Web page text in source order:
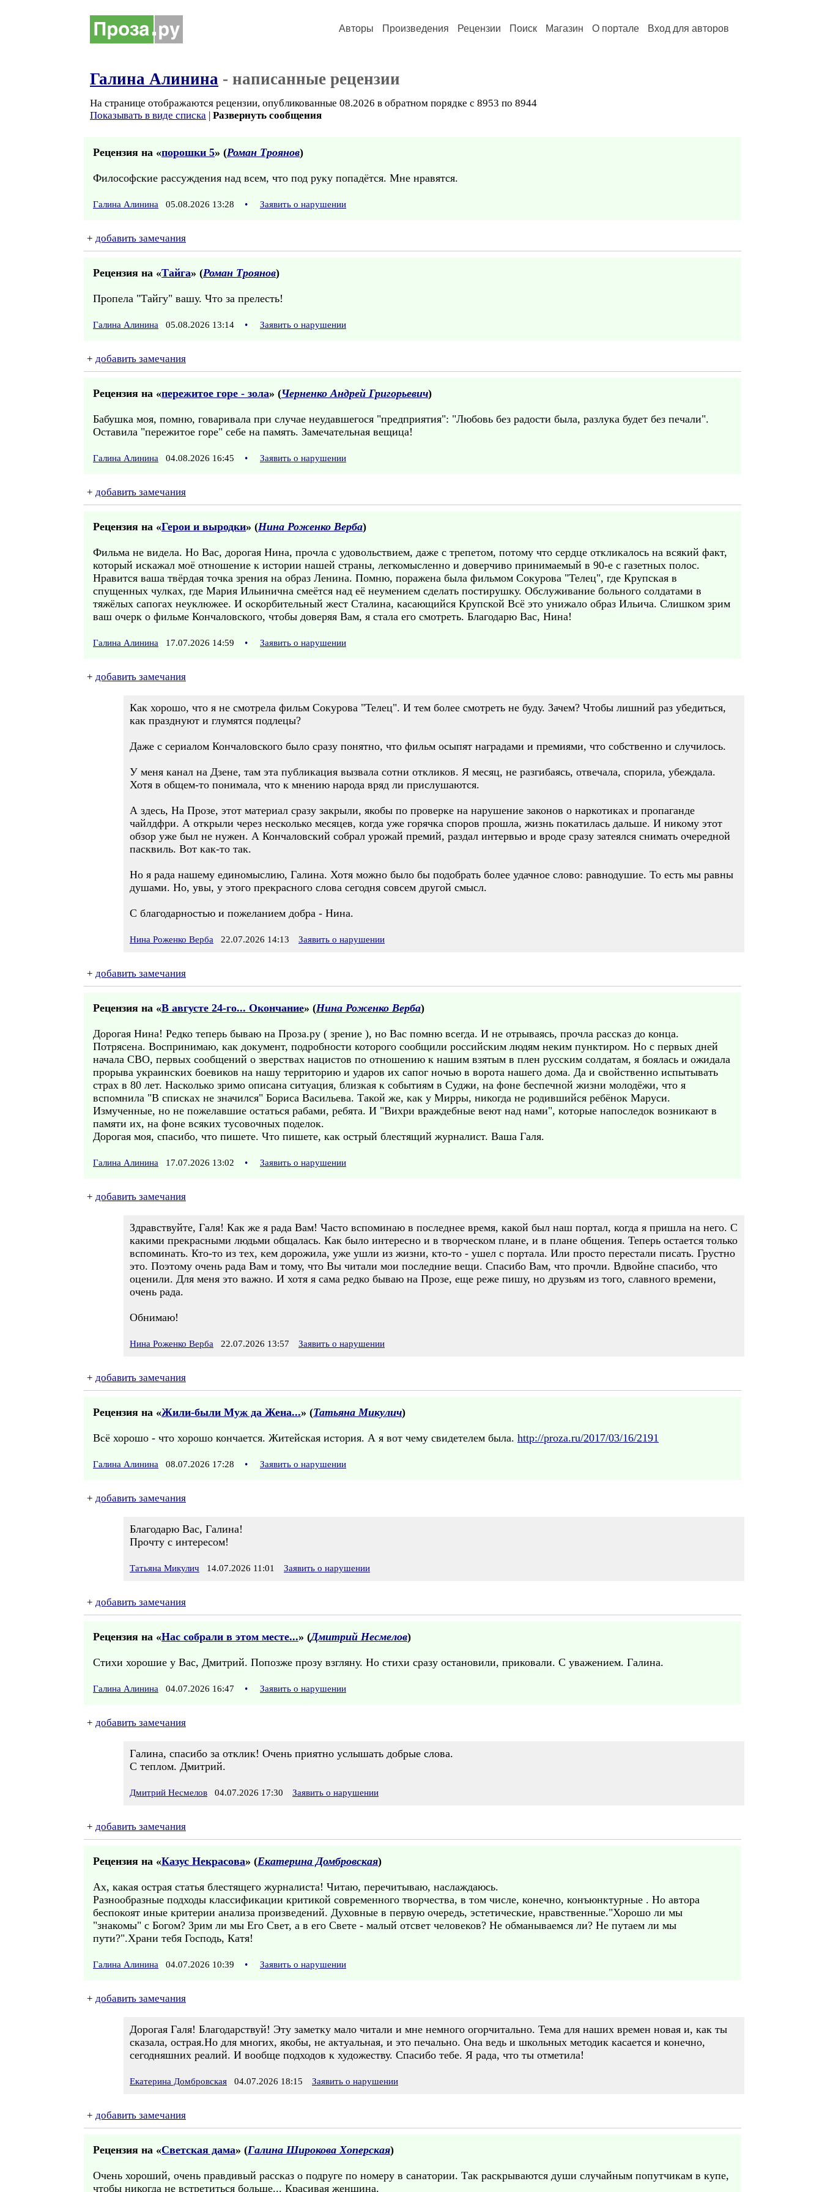
Авторы Произведения Рецензии Поиск Магазин О портале Вход для авторов
Галина Алинина - написанные рецензии
На странице отображаются рецензии, опубликованные 08.2026 в обратном порядке с 8953 по 8944
Показывать в виде списка | Развернуть сообщения
Рецензия на «порошки 5» (Роман Троянов)
Философские рассуждения над всем, что под руку попадётся. Мне нравятся.
Галина Алинина 05.08.2026 13:28 • Заявить о нарушении
+ добавить замечания
Рецензия на «Тайга» (Роман Троянов)
Пропела "Тайгу" вашу. Что за прелесть!
Галина Алинина 05.08.2026 13:14 • Заявить о нарушении
+ добавить замечания
Рецензия на «пережитое горе - зола» (Черненко Андрей Григорьевич)
Бабушка моя, помню, говаривала при случае неудавшегося "предприятия": "Любовь без радости была, разлука будет без печали".
Оставила "пережитое горе" себе на память. Замечательная вещица!
Галина Алинина 04.08.2026 16:45 • Заявить о нарушении
+ добавить замечания
Рецензия на «Герои и выродки» (Нина Роженко Верба)
Фильма не видела. Но Вас, дорогая Нина, прочла с удовольствием, даже с трепетом, потому что сердце откликалось на всякий факт,
который искажал моё отношение к истории нашей страны, легкомысленно и доверчиво принимаемый в 90-е с газетных полос.
Нравится ваша твёрдая точка зрения на образ Ленина. Помню, поражена была фильмом Сокурова "Телец", где Крупская в
спущенных чулках, где Мария Ильинична смеётся над её неумением сделать постирушку. Обслуживание больного солдатами в
тяжёлых сапогах неуклюжее. И оскорбительный жест Сталина, касающийся Крупской Всё это унижало образ Ильича. Слишком зрим
ваш очерк о фильме Кончаловского, чтобы доверяя Вам, я стала его смотреть. Благодарю Вас, Нина!
Галина Алинина 17.07.2026 14:59 • Заявить о нарушении
+ добавить замечания
Как хорошо, что я не смотрела фильм Сокурова "Телец". И тем более смотреть не буду. Зачем? Чтобы лишний раз убедиться,
как празднуют и глумятся подлецы?
Даже с сериалом Кончаловского было сразу понятно, что фильм осыпят наградами и премиями, что собственно и случилось.
У меня канал на Дзене, там эта публикация вызвала сотни откликов. Я месяц, не разгибаясь, отвечала, спорила, убеждала.
Хотя в общем-то понимала, что к мнению народа вряд ли прислушаются.
А здесь, На Прозе, этот материал сразу закрыли, якобы по проверке на нарушение законов о наркотиках и пропаганде
чайлдфри. А открыли через несколько месяцев, когда уже горячка споров прошла, жизнь покатилась дальше. И никому этот
обзор уже был не нужен. А Кончаловский собрал урожай премий, раздал интервью и вроде сразу затеялся снимать очередной
пасквиль. Вот как-то так.
Но я рада нашему единомыслию, Галина. Хотя можно было бы подобрать более удачное слово: равнодушие. То есть мы равны
душами. Но, увы, у этого прекрасного слова сегодня совсем другой смысл.
С благодарностью и пожеланием добра - Нина.
Нина Роженко Верба 22.07.2026 14:13 Заявить о нарушении
+ добавить замечания
Рецензия на «В августе 24-го... Окончание» (Нина Роженко Верба)
Дорогая Нина! Редко теперь бываю на Проза.ру ( зрение ), но Вас помню всегда. И не отрываясь, прочла рассказ до конца.
Потрясена. Воспринимаю, как документ, подробности которого сообщили российским людям неким пунктиром. Но с первых дней
начала СВО, первых сообщений о зверствах нацистов по отношению к нашим взятым в плен русским солдатам, я боялась и ожидала
прорыва украинских боевиков на нашу территорию и ударов их сапог ночью в ворота нашего дома. Да и свойственно испытывать
страх в 80 лет. Насколько зримо описана ситуация, близкая к событиям в Суджи, на фоне беспечной жизни молодёжи, что я
вспомнила "В списках не значился" Бориса Васильева. Такой же, как у Мирры, никогда не родившийся ребёнок Маруси.
Измученные, но не пожелавшие остаться рабами, ребята. И "Вихри враждебные веют над нами", которые напоследок возникают в
памяти их, на фоне всяких тусовочных поделок.
Дорогая моя, спасибо, что пишете. Что пишете, как острый блестящий журналист. Ваша Галя.
Галина Алинина 17.07.2026 13:02 • Заявить о нарушении
+ добавить замечания
Здравствуйте, Галя! Как же я рада Вам! Часто вспоминаю в последнее время, какой был наш портал, когда я пришла на него. С
какими прекрасными людьми общалась. Как было интересно и в творческом плане, и в плане общения. Теперь остается только
вспоминать. Кто-то из тех, кем дорожила, уже ушли из жизни, кто-то - ушел с портала. Или просто перестали писать. Грустно
это. Поэтому очень рада Вам и тому, что Вы читали мои последние вещи. Спасибо Вам, что прочли. Вдвойне спасибо, что
оценили. Для меня это важно. И хотя я сама редко бываю на Прозе, еще реже пишу, но друзьям из того, славного времени,
очень рада.
Обнимаю!
Нина Роженко Верба 22.07.2026 13:57 Заявить о нарушении
+ добавить замечания
Рецензия на «Жили-были Муж да Жена...» (Татьяна Микулич)
Всё хорошо - что хорошо кончается. Житейская история. А я вот чему свидетелем была. http://proza.ru/2017/03/16/2191
Галина Алинина 08.07.2026 17:28 • Заявить о нарушении
+ добавить замечания
Благодарю Вас, Галина!
Прочту с интересом!
Татьяна Микулич 14.07.2026 11:01 Заявить о нарушении
+ добавить замечания
Рецензия на «Нас собрали в этом месте...» (Дмитрий Несмелов)
Стихи хорошие у Вас, Дмитрий. Попозже прозу взгляну. Но стихи сразу остановили, приковали. С уважением. Галина.
Галина Алинина 04.07.2026 16:47 • Заявить о нарушении
+ добавить замечания
Галина, спасибо за отклик! Очень приятно услышать добрые слова.
С теплом. Дмитрий.
Дмитрий Несмелов 04.07.2026 17:30 Заявить о нарушении
+ добавить замечания
Рецензия на «Казус Некрасова» (Екатерина Домбровская)
Ах, какая острая статья блестящего журналиста! Читаю, перечитываю, наслаждаюсь.
Разнообразные подходы классификации критикой современного творчества, в том числе, конечно, конъюнктурные . Но автора
беспокоят иные критерии анализа произведений. Духовные в первую очередь, эстетические, нравственные."Хорошо ли мы
"знакомы" с Богом? Зрим ли мы Его Свет, а в его Свете - малый отсвет человеков? Не обманываемся ли? Не путаем ли мы
пути?".Храни тебя Господь, Катя!
Галина Алинина 04.07.2026 10:39 • Заявить о нарушении
+ добавить замечания
Дорогая Галя! Благодарствуй! Эту заметку мало читали и мне немного огорчитально. Тема для наших времен новая и, как ты
сказала, острая.Но для многих, якобы, не актуальная, и это печально. Она ведь и школьных методик касается и конечно,
сегодняшних реалий. И вообще подходов к художеству. Спасибо тебе. Я рада, что ты отметила!
Екатерина Домбровская 04.07.2026 18:15 Заявить о нарушении
+ добавить замечания
Рецензия на «Светская дама» (Галина Широкова Хоперская)
Очень хороший, очень правдивый рассказ о подруге по номеру в санатории. Так раскрываются души случайным попутчикам в купе,
чтобы никогда не встретиться больше... Красивая женщина.